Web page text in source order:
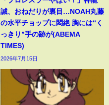
誠、おねだりが裏目…NOAH丸藤
の水平チョップに悶絶 胸には“く
っきり”手の跡が(ABEMA
TIMES)
2026年7月15日